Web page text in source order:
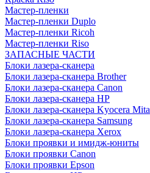
Мастер-пленки
Мастер-пленки Duplo
Мастер-пленки Ricoh
Мастер-пленки Riso
ЗАПАСНЫЕ ЧАСТИ
Блоки лазера-сканера
Блоки лазера-сканера Brother
Блоки лазера-сканера Canon
Блоки лазера-сканера HP
Блоки лазера-сканера Kyocera Mita
Блоки лазера-сканера Samsung
Блоки лазера-сканера Xerox
Блоки проявки и имидж-юниты
Блоки проявки Canon
Блоки проявки Epson